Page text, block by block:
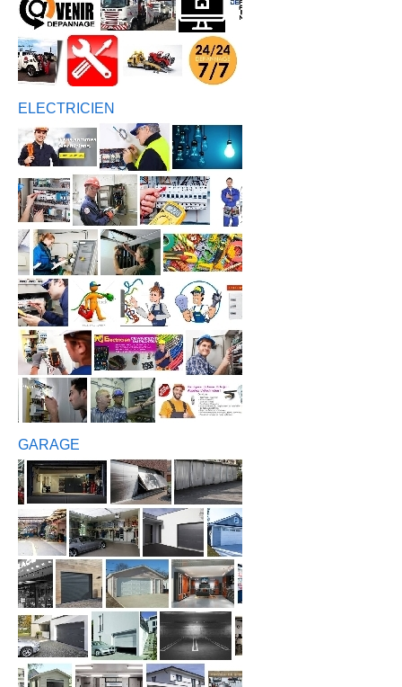
ELECTRICIEN
GARAGE